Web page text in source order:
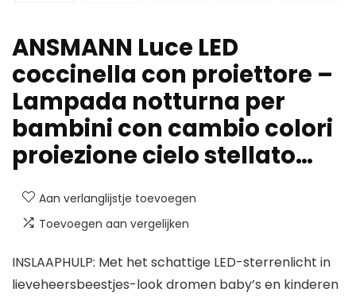
ANSMANN Luce LED
coccinella con proiettore –
Lampada notturna per
bambini con cambio colori
proiezione cielo stellato…
Aan verlanglijstje toevoegen
Toevoegen aan vergelijken
INSLAAPHULP: Met het schattige LED-sterrenlicht in
lieveheersbeestjes-look dromen baby’s en kinderen